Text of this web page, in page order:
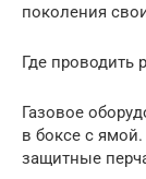
поколения
Где проводить
Газовое
в боксе с
защитные